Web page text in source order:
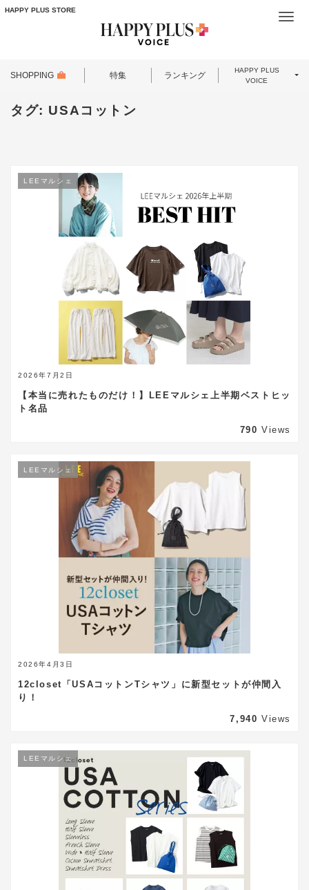
HAPPY PLUS STORE
SHOPPING 特集 ランキング
HAPPY PLUS
VOICE
タグ: USAコットン
2026年7月2日
LEEマルシェ
【本当に売れたものだけ！】LEEマルシェ上半期ベストヒッ
ト名品
790 Views
2026年4月3日
LEEマルシェ
12closet「USAコットンTシャツ」に新型セットが仲間入
り！
7,940 Views
LEEマルシェ